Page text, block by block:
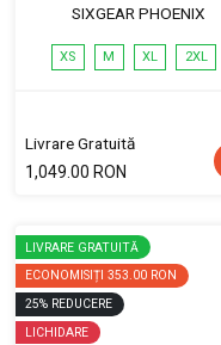
SIXGEAR PHOENIX
XS M XL 2XL
Livrare Gratuită
1,049.00 RON
LIVRARE GRATUITĂ
ECONOMISIȚI 353.00 RON
25% REDUCERE
LICHIDARE